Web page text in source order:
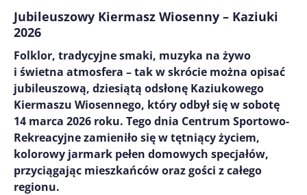
Jubileuszowy Kiermasz Wiosenny – Kaziuki
2026
Folklor, tradycyjne smaki, muzyka na żywo
i świetna atmosfera – tak w skrócie można opisać
jubileuszową, dziesiątą odsłonę Kaziukowego
Kiermaszu Wiosennego, który odbył się w sobotę
14 marca 2026 roku. Tego dnia Centrum Sportowo-
Rekreacyjne zamieniło się w tętniący życiem,
kolorowy jarmark pełen domowych specjałów,
przyciągając mieszkańców oraz gości z całego
regionu.